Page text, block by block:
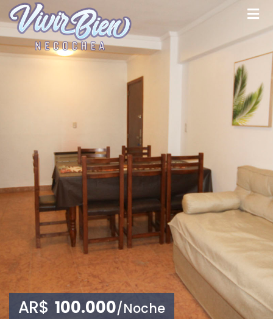
AR$ 100.000/Noche